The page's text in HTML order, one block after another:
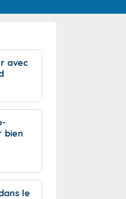
à J+7
à l'échelle
avec
bien
le